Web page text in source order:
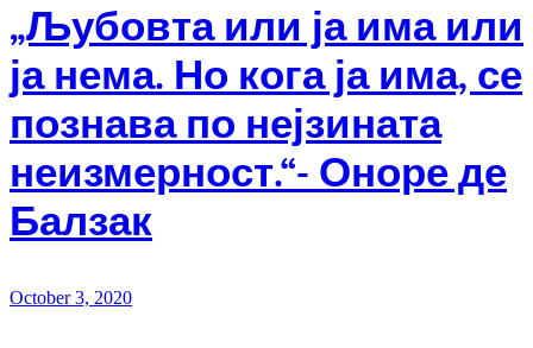
„Љубовта или ја има или
ја нема. Но кога ја има, се
познава по нејзината
неизмерност.“- Оноре де
Балзак
October 3, 2020